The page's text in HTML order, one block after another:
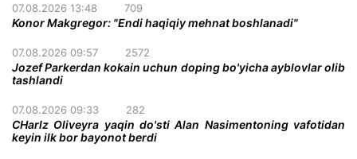
07.08.2026 13:48 709
Konor Makgregor: "Endi haqiqiy mehnat boshlanadi"
07.08.2026 09:57 2572
Jozef Parkerdan kokain uchun doping bo'yicha ayblovlar olib
tashlandi
07.08.2026 09:33 282
CHarlz Oliveyra yaqin do'sti Alan Nasimentoning vafotidan
keyin ilk bor bayonot berdi